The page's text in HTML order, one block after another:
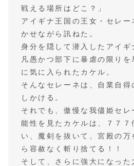
戦える場所はどこ？」
アイギナ王国の王女・セレ
かせながら訊ねた。
身分を隠して潜入したアイギ
凡愚かつ部下に暴虐の限り
に気に入られたカケル。
そんなセレーネは、自業自得
しかける。
それでも、傲慢な我儘姫セレ
能性を見たカケルは、７７７
い、魔剣を抜いて、宮殿の
ら容赦なく斬り捨てる！！
そして、さらに強大になった